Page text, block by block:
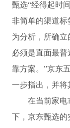
甄选“经得起时
非简单的渠道
为分析，所确
必须是直面最
靠方案。”京东
一步指出，并将
在当前家电市
下，京东甄选的